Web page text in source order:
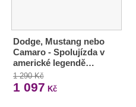
Dodge, Mustang nebo
Camaro - Spolujízda v
americké legendě…
1 290 Kč
1 097 Kč